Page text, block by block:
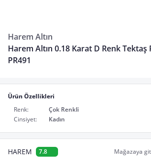
Harem Altın
Harem Altın 0.18 Karat D Renk Tektaş
PR491
Ürün Özellikleri
Renk:
Çok Renkli
Cinsiyet:
Kadın
HAREM 7.8 Mağazaya git